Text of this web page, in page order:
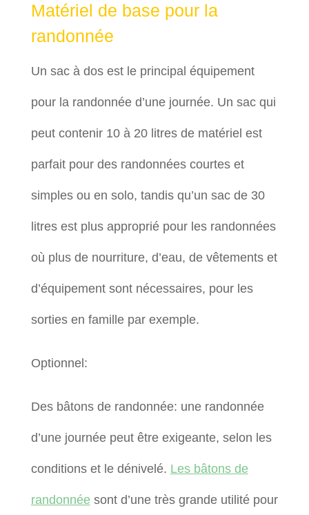
Matériel de base pour la
randonnée
Un sac à dos est le principal équipement
pour la randonnée d’une journée. Un sac qui
peut contenir 10 à 20 litres de matériel est
parfait pour des randonnées courtes et
simples ou en solo, tandis qu’un sac de 30
litres est plus approprié pour les randonnées
où plus de nourriture, d’eau, de vêtements et
d’équipement sont nécessaires, pour les
sorties en famille par exemple.
Optionnel:
Des bâtons de randonnée: une randonnée
d’une journée peut être exigeante, selon les
conditions et le dénivelé. Les bâtons de
randonnéesont d’une très grande utilité pour